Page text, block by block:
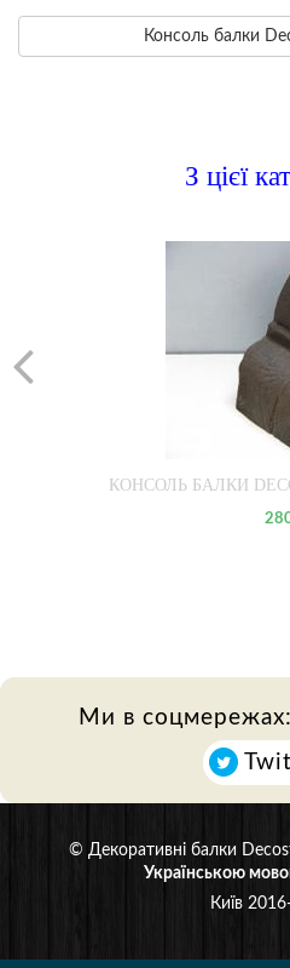
Консоль балки
З цієї
КОНСОЛЬ БАЛКИ
Ми в соцмережах:
© Декоративні балки
Українською
Київ